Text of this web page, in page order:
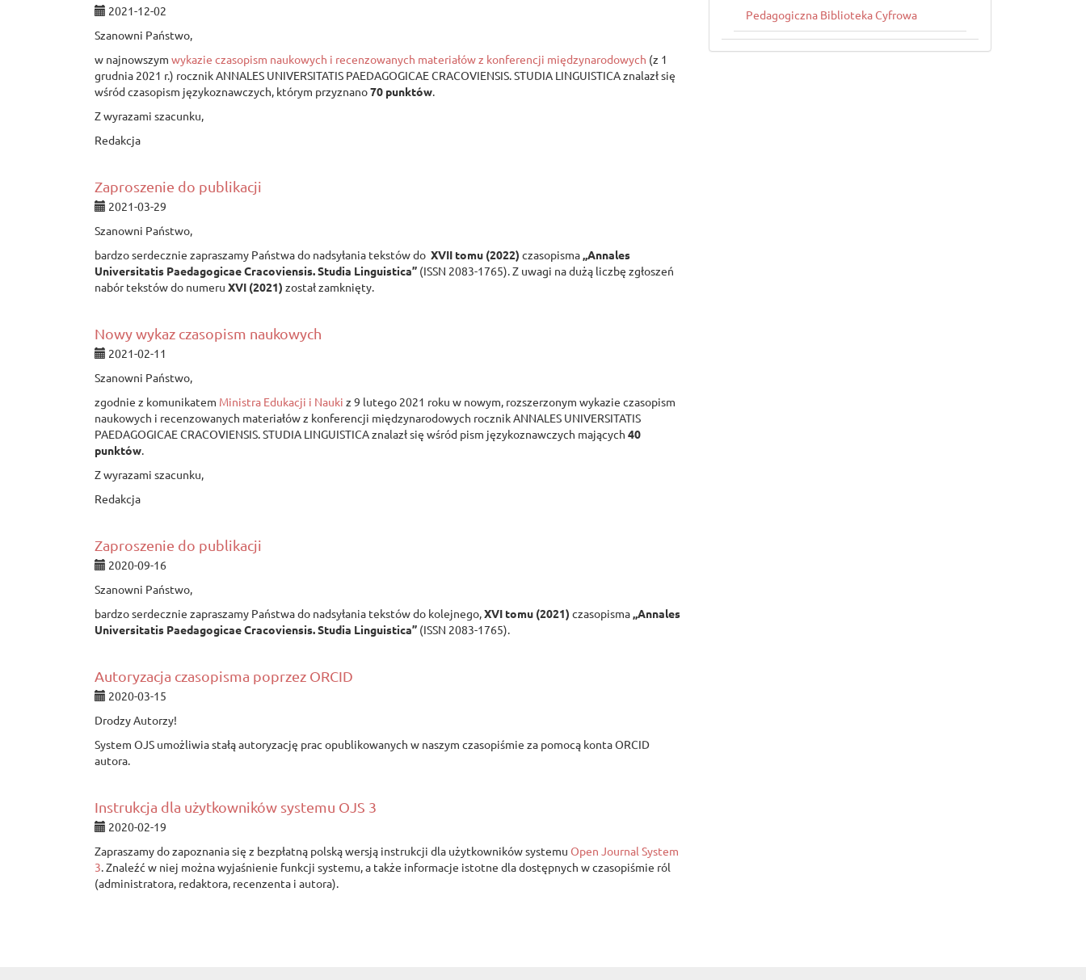
2021-12-02
Szanowni Państwo,
w najnowszym wykazie czasopism naukowych i recenzowanych materiałów z konferencji międzynarodowych (z 1
grudnia 2021 r.) rocznik ANNALES UNIVERSITATIS PAEDAGOGICAE CRACOVIENSIS. STUDIA LINGUISTICA znalazł się
wśród czasopism językoznawczych, którym przyznano70 punktów.
Z wyrazami szacunku,
Redakcja
Zaproszenie do publikacji
2021-03-29
Szanowni Państwo,
bardzo serdecznie zapraszamy Państwa do nadsyłania tekstów do XVII tomu (2022) czasopisma„Annales
Universitatis Paedagogicae Cracoviensis. Studia Linguistica” (ISSN 2083-1765). Z uwagi na dużą liczbę zgłoszeń
nabór tekstów do numeru XVI (2021) został zamknięty.
Nowy wykaz czasopism naukowych
2021-02-11
Szanowni Państwo,
zgodnie z komunikatem Ministra Edukacji i Nauki z 9 lutego 2021 roku w nowym, rozszerzonym wykazie czasopism
naukowych i recenzowanych materiałów z konferencji międzynarodowych rocznik ANNALES UNIVERSITATIS
PAEDAGOGICAE CRACOVIENSIS. STUDIA LINGUISTICA znalazł się wśród pism językoznawczych mających 40
punktów.
Z wyrazami szacunku,
Redakcja
Zaproszenie do publikacji
2020-09-16
Szanowni Państwo,
bardzo serdecznie zapraszamy Państwa do nadsyłania tekstów do kolejnego,XVI tomu (2021) czasopisma„Annales
Universitatis Paedagogicae Cracoviensis. Studia Linguistica” (ISSN 2083-1765).
Autoryzacja czasopisma poprzez ORCID
2020-03-15
Drodzy Autorzy!
System OJS umożliwia stałą autoryzację prac opublikowanych w naszym czasopiśmie za pomocą konta ORCID
autora.
Instrukcja dla użytkowników systemu OJS 3
2020-02-19
Zapraszamy do zapoznania się z bezpłatną polską wersją instrukcji dla użytkowników systemu Open Journal System
3. Znaleźć w niej można wyjaśnienie funkcji systemu, a także informacje istotne dla dostępnych w czasopiśmie ról
(administratora, redaktora, recenzenta i autora).
Pedagogiczna Biblioteka Cyfrowa